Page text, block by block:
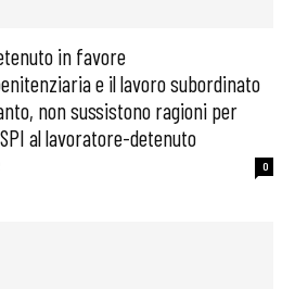
in favore
e il lavoro subordinato
non sussistono ragioni per
al lavoratore-detenuto
0